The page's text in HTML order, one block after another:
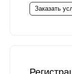
Заказать